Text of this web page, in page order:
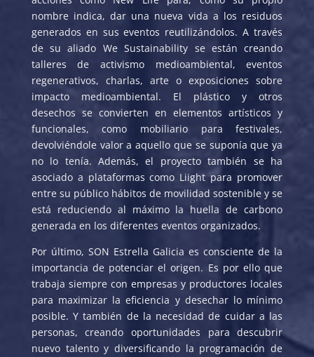
nombre indica, dar una nueva vida a los residuos
generados en sus eventos reutilizándolos. A través
de su aliado We Sustainability se están creando
talleres de activismo medioambiental, eventos
regenerativos, charlas, arte o exposiciones sobre
impacto medioambiental. El plástico y otros
desechos se convierten en elementos artísticos y
funcionales, como mobiliario para festivales,
devolviéndole valor a aquello que se suponía que ya
no lo tenía. Además, el proyecto también se ha
asociado a plataformas como Liight para promover
entre su público hábitos de movilidad sostenible y se
está reduciendo al máximo la huella de carbono
generada en los diferentes eventos organizados.
Por último, SON Estrella Galicia es consciente de la
importancia de potenciar el origen. Es por ello que
trabaja siempre con empresas y productores locales
para maximizar la eficiencia y desechar lo mínimo
posible. Y también de la necesidad de cuidar a las
personas, creando oportunidades para descubrir
nuevo talento y diversificando la programación de